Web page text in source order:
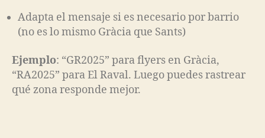
Adapta el mensaje si es necesario por barrio
(no es lo mismo Gràcia que Sants)
Ejemplo: “GR2025” para flyers en Gràcia,
“RA2025” para El Raval. Luego puedes rastrear
qué zona responde mejor.